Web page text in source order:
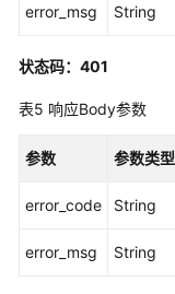
理
专
理
error_msg String
状态码：401
表5 响应Body参数
参数 参数类型
error_code String
error_msg String